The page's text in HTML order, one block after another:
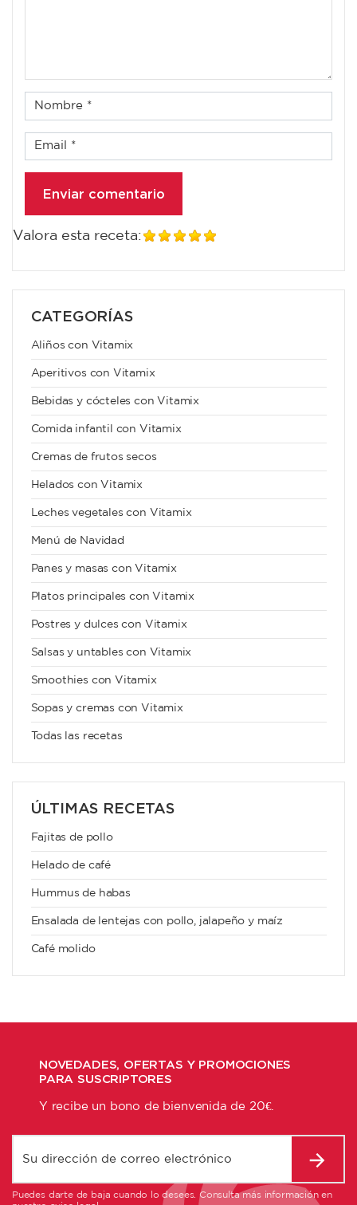
Valora esta receta:
CATEGORÍAS
Aliños con Vitamix
Aperitivos con Vitamix
Bebidas y cócteles con Vitamix
Comida infantil con Vitamix
Cremas de frutos secos
Helados con Vitamix
Leches vegetales con Vitamix
Menú de Navidad
Panes y masas con Vitamix
Platos principales con Vitamix
Postres y dulces con Vitamix
Salsas y untables con Vitamix
Smoothies con Vitamix
Sopas y cremas con Vitamix
Todas las recetas
ÚLTIMAS RECETAS
Fajitas de pollo
Helado de café
Hummus de habas
Ensalada de lentejas con pollo, jalapeño y maíz
Café molido
NOVEDADES, OFERTAS Y PROMOCIONES
PARA SUSCRIPTORES
Y recibe un bono de bienvenida de 20€.
Puedes darte de baja cuando lo desees. Consulta más información en